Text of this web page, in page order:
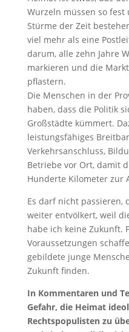
Wurzeln müssen so
Stürme der Zeit
viel mehr als eine
darum, alle zehn Jahre
markieren und die
pflastern.
Die Menschen in der
haben, dass die Politik
Großstädte kümmert.
leistungsfähiges
Verkehrsanschluss,
Betriebe vor Ort, damit
Hunderte Kilometer zur
Es darf nicht passieren,
weiter entvölkert, weil
habe ich keine Zukunft.
Voraussetzungen
gebildete junge
Zukunft finden.
In Kommentaren und
Gefahr, die Heimat
Rechtspopulisten zu